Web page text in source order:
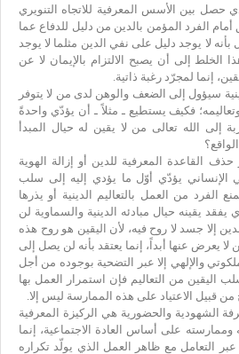
حصل بين الأسس المعرفية للاتجاه التنويري
أمام الفرد المؤمن بالدين من دليل للدفاع عما
بأنه لا يوجد دليل على نفي الدين مثلما لا يوجد
الخلط إلى أن يصبح الالتزام بالإيمان لا عن
إنما لمجرّد رغبة ذاتية.
سيؤول إلى الضعف والوهن لدى من لا يتوفر
فكيف يستطيع ـ مثلاً ـ أن يؤدّي واحدةً
إلى الله تعالى من لا يقين له حيال المبدأ
القاعدة المعرفية للدين أو إزالة الهوية
الإنساني يؤدّي أوّل ما يؤدي إليه إلى سلب
الفرد من العمل بالتعاليم الدينية أو يذرها
يفقد يقينه حيال مبادئه الدينية والسماوية لن
إلا جسد لا روح فيه، لأن اليقين هو روح هذه
لا يعرض عنها أبداً، إنما يعتقد بأنه لن يصل إلى
والإلهي إلا عبر التضحية بوجوده من أجل
اليقين من التعاليم فإن استمرار العمل بها
قبيل الاعتياد على هذه الممارسة ليس إلا.
الشهودية والحضورية هي الركيزة المعرفية
على أساس العادة الاجتماعية، إنما
التعامل مع ظاهر العمل الذي يولّد تكراره